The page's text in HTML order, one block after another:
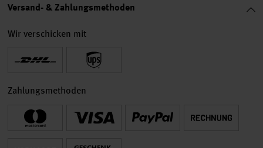
Versand- & Zahlungsmethoden
Wir verschicken mit
Zahlungsmethoden